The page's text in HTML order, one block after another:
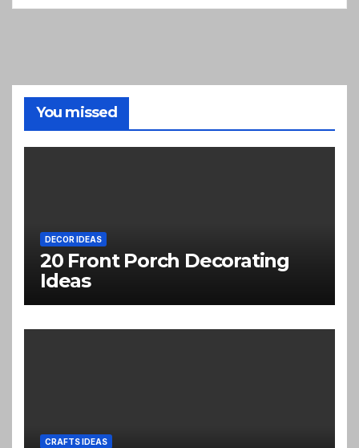
You missed
DECOR IDEAS
20 Front Porch Decorating
Ideas
CRAFTS IDEAS